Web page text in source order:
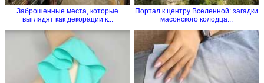
Заброшенные места, которые
выглядят как декорации к...
Портал к центру Вселенной: загадки
масонского колодца...